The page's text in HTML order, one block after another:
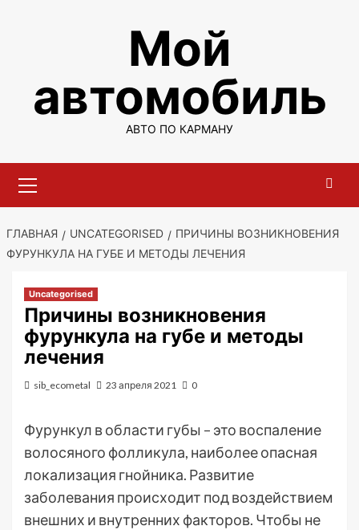
Мой
автомобиль
АВТО ПО КАРМАНУ
меню
ГЛАВНАЯ UNCATEGORISED
ПРИЧИНЫ ВОЗНИКНОВЕНИЯ
ФУРУНКУЛА НА ГУБЕ И МЕТОДЫ ЛЕЧЕНИЯ
Uncategorised
Причины возникновения
фурункула на губе и методы
лечения
sib_ecometal 23 апреля 2021 0
Фурункул в области губы – это воспаление
волосяного фолликула, наиболее опасная
локализация гнойника. Развитие
заболевания происходит под воздействием
внешних и внутренних факторов. Чтобы не